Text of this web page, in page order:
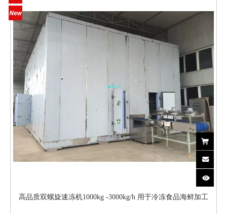
高品质双螺旋速冻机1000kg -3000kg/h 用于冷冻食品海鲜加工